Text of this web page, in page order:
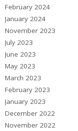
February 2024
January 2024
November 2023
July 2023
June 2023
May 2023
March 2023
February 2023
January 2023
December 2022
November 2022